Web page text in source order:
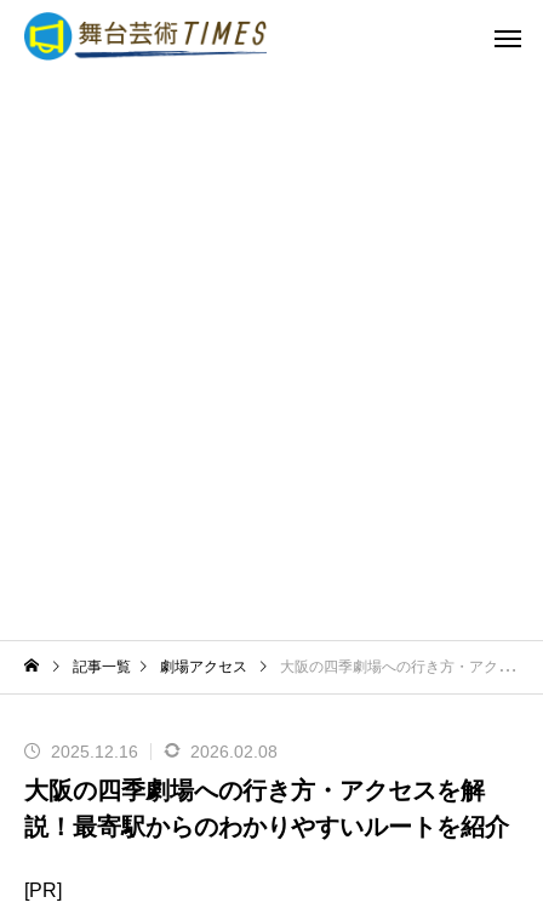
記事一覧 劇場アクセス 大阪の四季劇場への行き方・アクセスを解説！最寄駅からのわかりやすいルートを紹介
2025.12.16 2026.02.08
大阪の四季劇場への行き方・アクセスを解
説！最寄駅からのわかりやすいルートを紹介
[PR]